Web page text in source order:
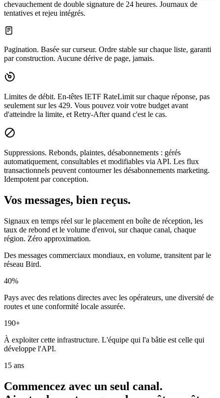
chevauchement de double signature de 24 heures. Journaux de
tentatives et rejeu intégrés.
Pagination. Basée sur curseur. Ordre stable sur chaque liste, garanti
par construction. Aucune dérive de page, jamais.
Limites de débit. En-têtes IETF RateLimit sur chaque réponse, pas
seulement sur les 429. Vous pouvez voir votre budget avant
d'atteindre la limite, et Retry-After quand c'est le cas.
Suppressions. Rebonds, plaintes, désabonnements : gérés
automatiquement, consultables et modifiables via API. Les flux
transactionnels peuvent contourner les désabonnements marketing.
Idempotent par conception.
Vos messages, bien reçus.
Signaux en temps réel sur le placement en boîte de réception, les
taux de rebond et le volume d'envoi, sur chaque canal, chaque
région. Zéro approximation.
Des messages commerciaux mondiaux, en volume, transitent par le
réseau Bird.
40%
Pays avec des relations directes avec les opérateurs, une diversité de
routes et une conformité locale assurée.
190+
À exploiter cette infrastructure. L'équipe qui l'a bâtie est celle qui
développe l'API.
15 ans
Commencez avec un seul canal.